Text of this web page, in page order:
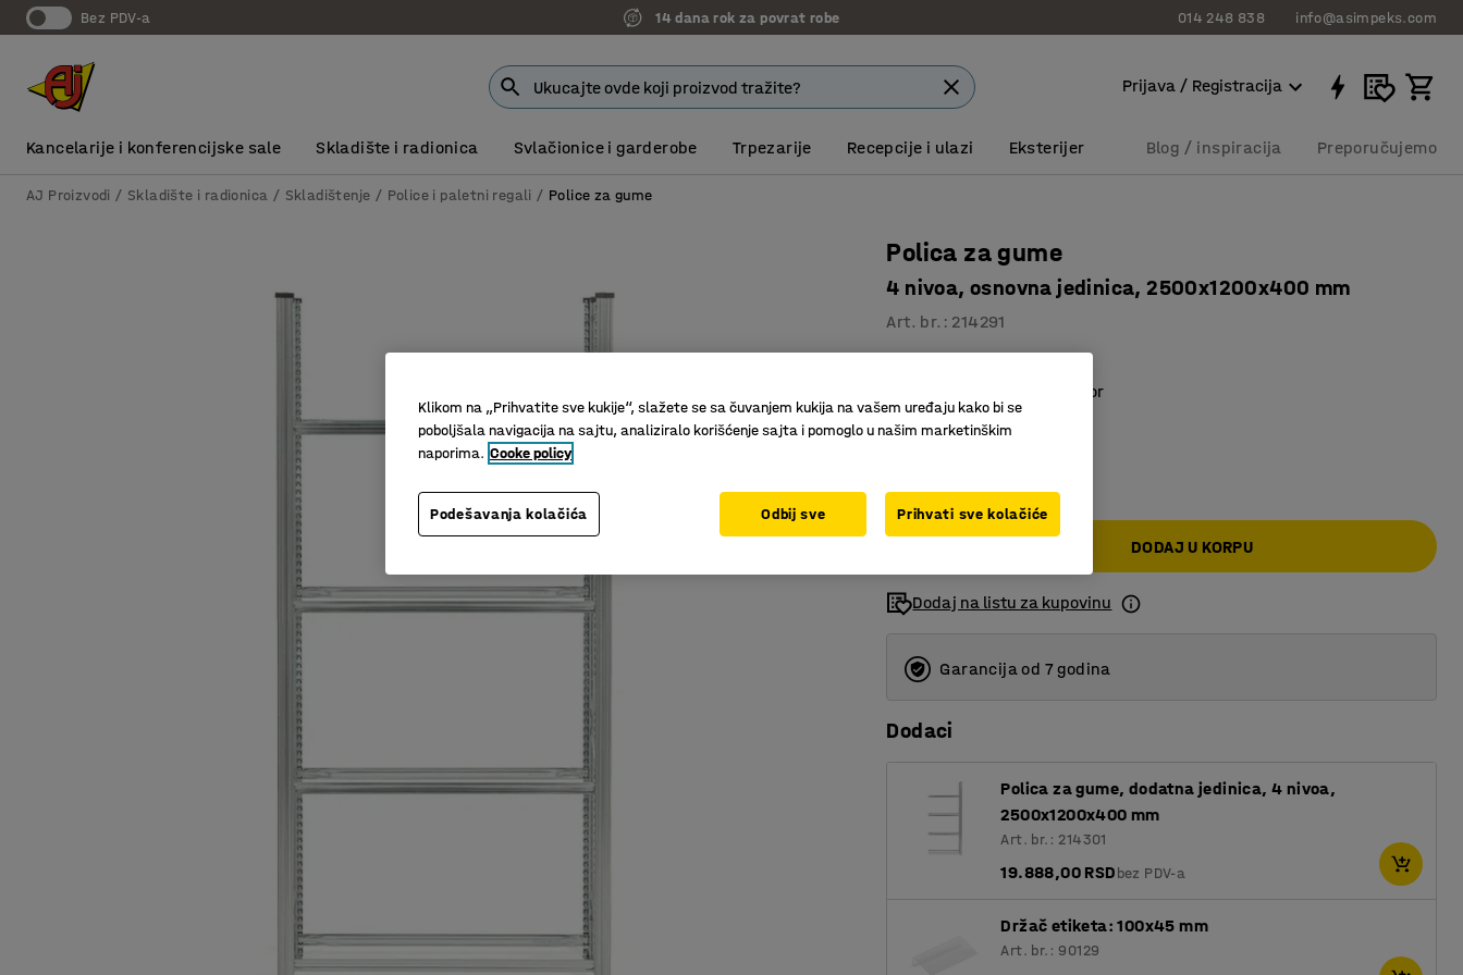
bez PDV-a 14 dana rok za povrat robe 014 248 838 info@asimpeks.com
Prijava / Registracija
Kancelarije i konferencijske sale Skladište i radionica Svlačionice i garderobe Trpezarije Recepcije i ulazi Eksterijer Blog / inspiracija Preporučujemo
AJ Proizvodi Skladište i radionica Skladištenje Police i paletni regali Police za gume
Polica za gume
4 nivoa, osnovna jedinica, 2500x1200x400 mm
Art. br. : 214291
Rešenje koje štedi prostor
Izuzetno izdržljive
bez PDV-a
DODAJ U KORPU
Dodaj na listu za kupovinu
Garancija od 7 godina
Dodaci
Polica za gume, dodatna jedinica, 4 nivoa,
2500x1200x400 mm
Art. br.: 214301
19.888,00 RSDbez PDV-a
Držač etiketa: 100x45 mm
Art. br.: 90129
Klikom na „Prihvatite sve kukije“, slažete se sa čuvanjem kukija na vašem uređaju kako bi se
poboljšala navigacija na sajtu, analiziralo korišćenje sajta i pomoglo u našim marketinškim
naporima. Cooke policy
Podešavanja kolačića Odbij sve Prihvati sve kolačiće